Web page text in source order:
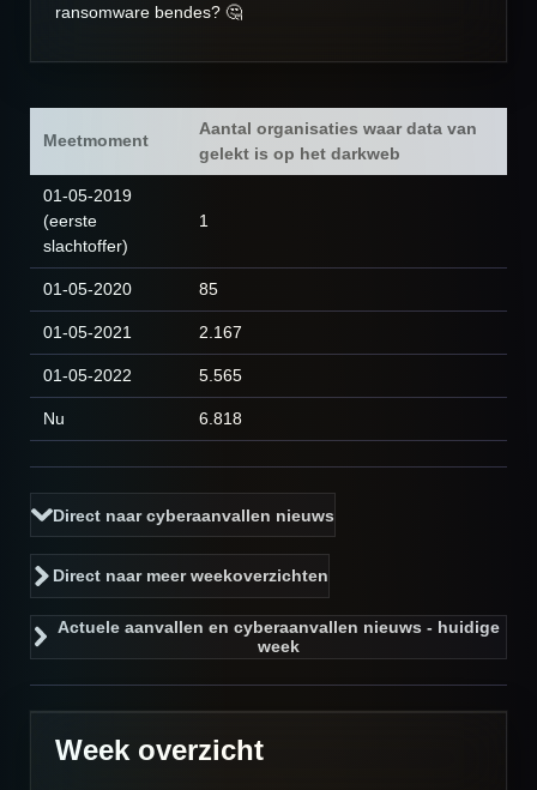
ransomware bendes? 🤔
Meetmoment
Aantal organisaties waar data van
gelekt is op het darkweb
01-05-2019
(eerste
slachtoffer)
1
01-05-2020 85
01-05-2021 2.167
01-05-2022 5.565
Nu 6.818
Direct naar cyberaanvallen nieuws
Direct naar meer weekoverzichten
Actuele aanvallen en cyberaanvallen nieuws - huidige
week
Week overzicht